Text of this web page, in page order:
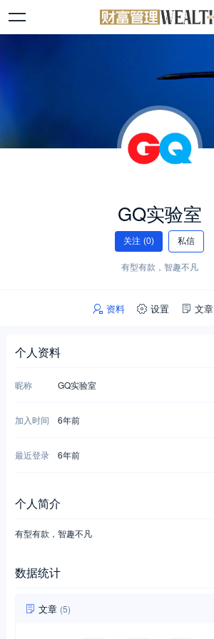
GQ实验室
关注 (0) 私信
有型有款，智趣不凡
资料 设置 文章
个人资料
昵称 GQ实验室
加入时间 6年前
最近登录 6年前
个人简介
有型有款，智趣不凡
数据统计
文章 (5)